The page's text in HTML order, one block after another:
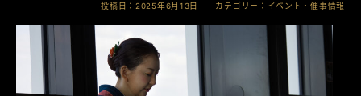
投稿日：2025年6月13日 カテゴリー： イベント・催事情報